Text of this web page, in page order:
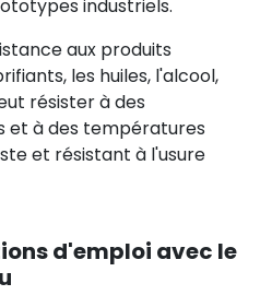
industriels.
aux produits
les huiles, l'alcool,
résister à des
et à des températures
et résistant à l'usure
d'emploi avec le